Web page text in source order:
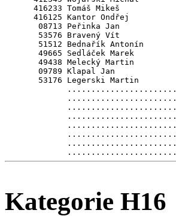
416233 Tomáš Mikeš
416125 Kantor Ondřej
08713 Peřinka Jan
53576 Bravený Vít
51512 Bednařík Antonín
49665 Sedláček Marek
49438 Melecký Martin
09789 Klapal Jan
53176 Legerski Martin
Kategorie H16